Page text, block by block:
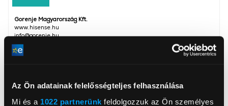
Az Ön adatainak felelősségteljes felhasználása
Mi és a 1022 partnerünk feldolgozzuk az Ön személyes
Gorenje Magyarország Kft.
www.hisense.hu
info@gorenje.hu
2045, Törökbálint, Dulácska 1/B
Képátló (inch)
55 inch